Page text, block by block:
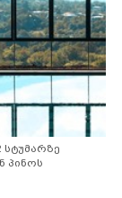
სტუმარზე
პინოს